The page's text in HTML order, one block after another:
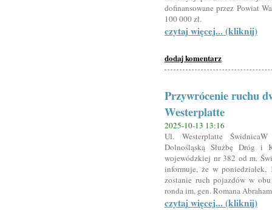
dofinansowane przez Powiat
100 000 zł.
czytaj więcej... (kliknij)
dodaj komentarz
Przywrócenie ruchu
Westerplatte
2025-10-13 13:16
Ul. Westerplatte
Dolnośląską Służbę Dróg i
wojewódzkiej nr 382 od m.
informuje, że w
zostanie ruch pojazdów w
ronda im. gen. Romana
czytaj więcej... (kliknij)